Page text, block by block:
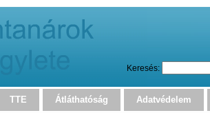
Keresés:
TTE Átláthatóság Adatvédelem